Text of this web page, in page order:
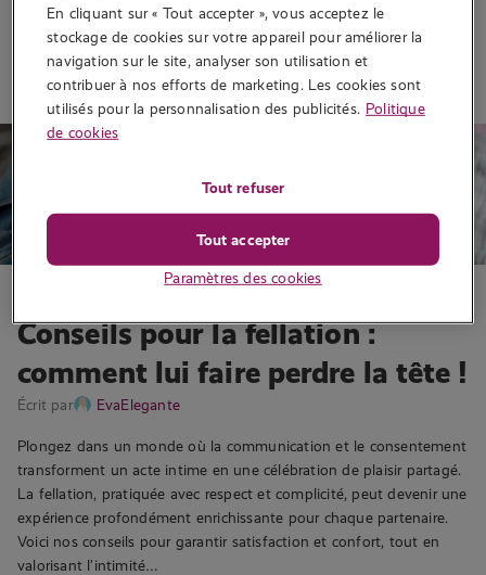
Lire la suite
Conseils pour la fellation :
comment lui faire perdre la tête !
Écrit par EvaElegante
Plongez dans un monde où la communication et le consentement
transforment un acte intime en une célébration de plaisir partagé.
La fellation, pratiquée avec respect et complicité, peut devenir une
expérience profondément enrichissante pour chaque partenaire.
Voici nos conseils pour garantir satisfaction et confort, tout en
valorisant l’intimité…
En cliquant sur « Tout accepter », vous acceptez le
stockage de cookies sur votre appareil pour améliorer la
navigation sur le site, analyser son utilisation et
contribuer à nos efforts de marketing. Les cookies sont
utilisés pour la personnalisation des publicités. Politique
de cookies
Paramètres des cookies
Tout refuser
Tout accepter